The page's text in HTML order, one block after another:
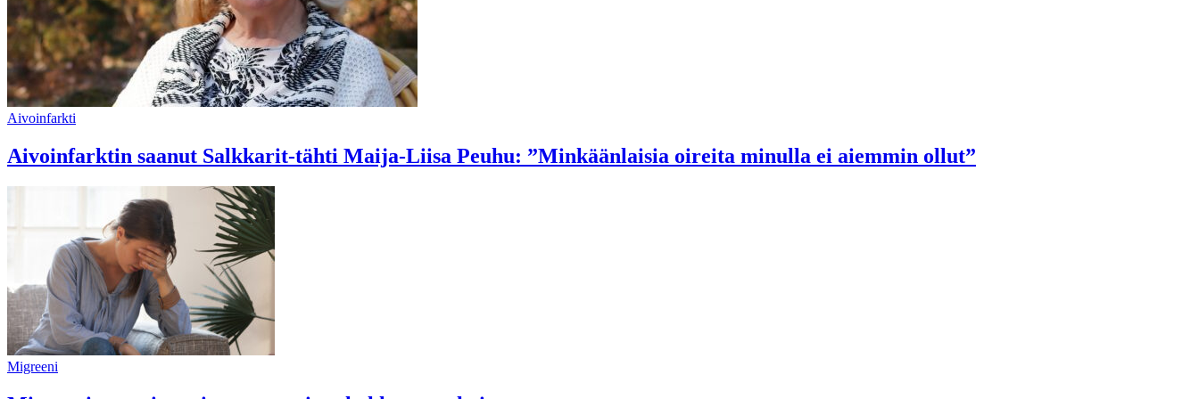
Aivoinfarkti
Aivoinfarktin saanut Salkkarit-tähti Maija-Liisa Peuhu: ”Minkäänlaisia oireita minulla ei aiemmin ollut”
Migreeni